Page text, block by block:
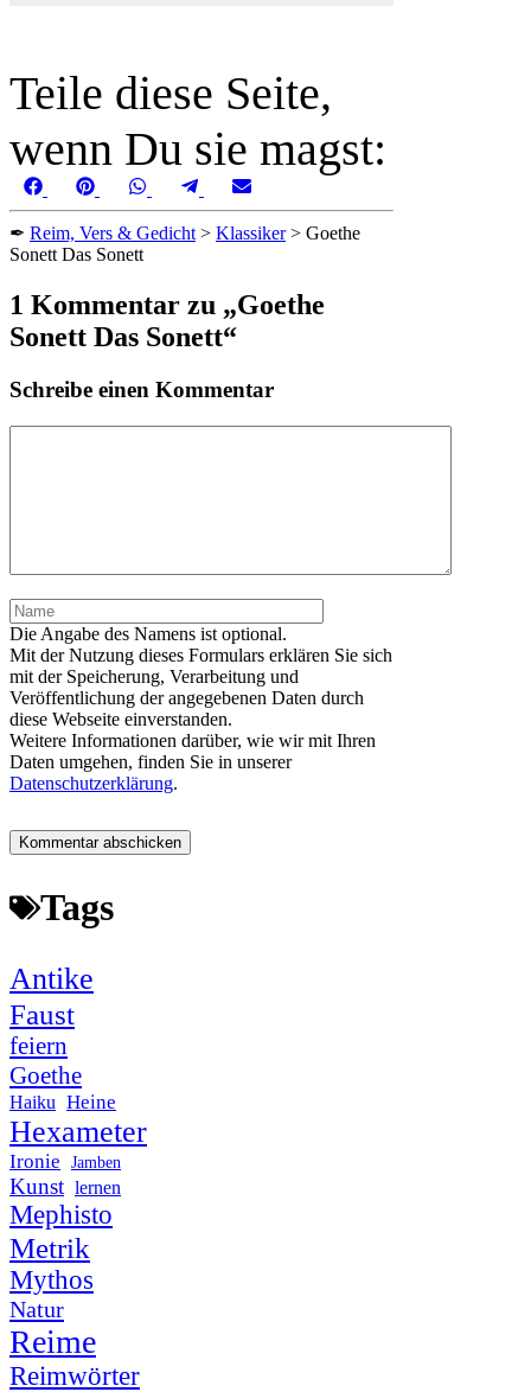
Teile diese Seite,
wenn Du sie magst:
Share
on
FacebookShare
on
Pinterest Share
on
WhatsAppShare
on
TelegramShare
on
✒ Reim, Vers & Gedicht > Klassiker> Goethe
Sonett Das Sonett
1 Kommentar zu „Goethe
Sonett Das Sonett“
Schreibe einen Kommentar
Name
Die Angabe des Namens ist optional.
Mit der Nutzung dieses Formulars erklären Sie sich
mit der Speicherung, Verarbeitung und
Veröffentlichung der angegebenen Daten durch
diese Webseite einverstanden.
Weitere Informationen darüber, wie wir mit Ihren
Daten umgehen, finden Sie in unserer
Datenschutzerklärung.
Tags
Antike
Faust
feiern
Goethe
Haiku Heine
Hexameter
Ironie Jamben
Kunst lernen
Mephisto
Metrik
Mythos
Natur
Reime
Reimwörter